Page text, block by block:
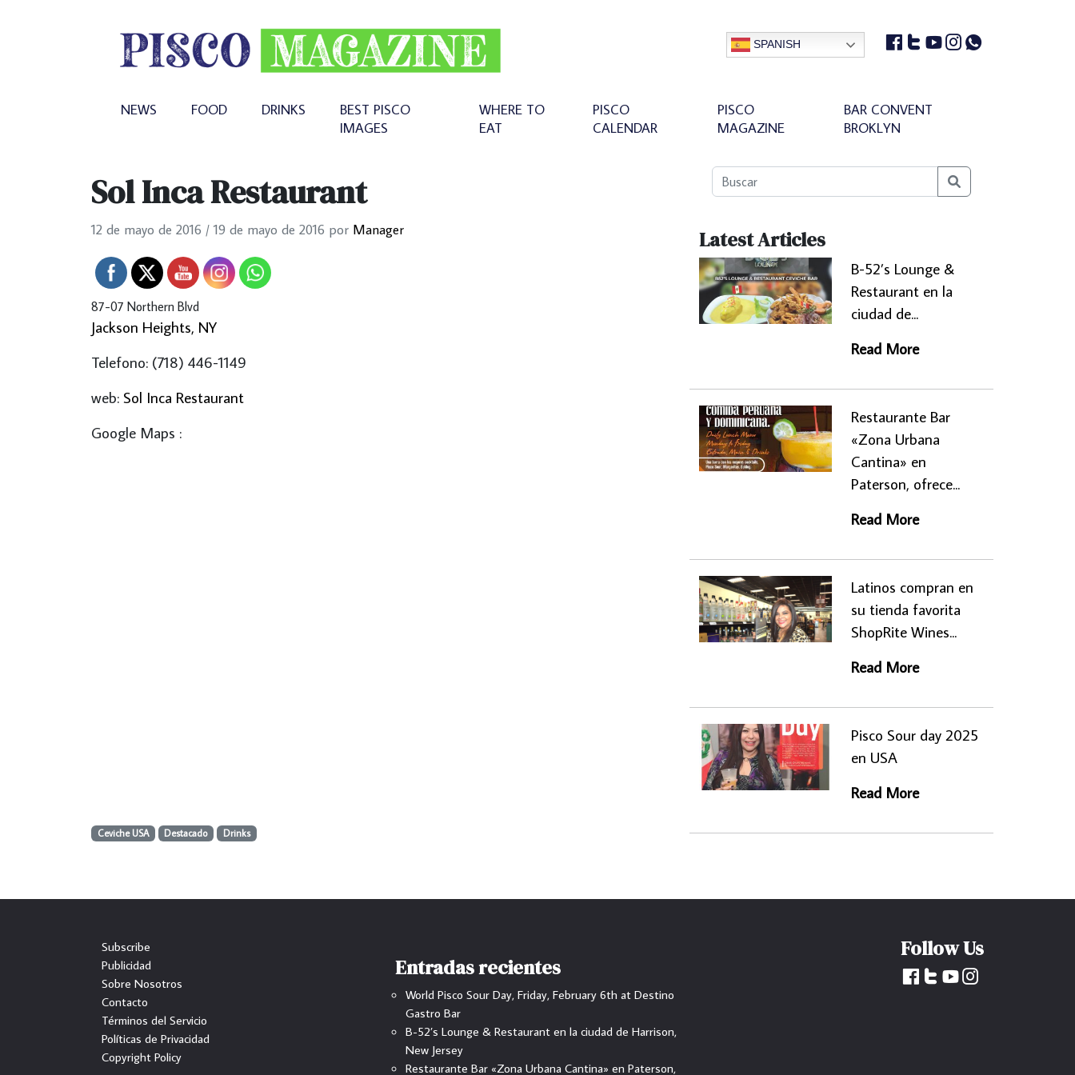
SPANISH
NEWS FOOD DRINKS
BEST PISCO
IMAGES
WHERE TO
EAT
PISCO
CALENDAR
PISCO
MAGAZINE
BAR CONVENT
BROKLYN
Sol Inca Restaurant
12 de mayo de 2016 / 19 de mayo de 2016 por Manager
87-07 Northern Blvd
Jackson Heights, NY
Telefono: (718) 446-1149
web: Sol Inca Restaurant
Google Maps :
Ceviche USA Destacado Drinks
Latest Articles
B-52’s Lounge &
Restaurant en la
ciudad de...
Read More
Restaurante Bar
«Zona Urbana
Cantina» en
Paterson, ofrece...
Read More
Latinos compran en
su tienda favorita
ShopRite Wines...
Read More
Pisco Sour day 2025
en USA
Read More
Subscribe
Publicidad
Sobre Nosotros
Contacto
Términos del Servicio
Políticas de Privacidad
Copyright Policy
Entradas recientes
World Pisco Sour Day, Friday, February 6th at Destino
Gastro Bar
B-52’s Lounge & Restaurant en la ciudad de Harrison,
New Jersey
Restaurante Bar «Zona Urbana Cantina» en Paterson,
Follow Us